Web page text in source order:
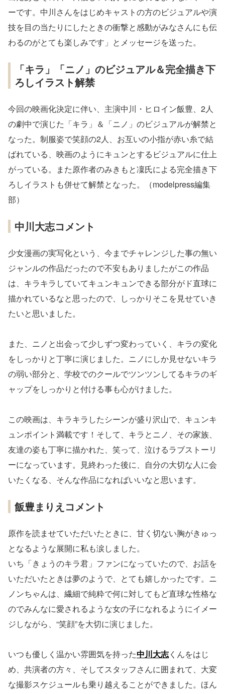
ーです。中川さんをはじめキャストの方のビジュアルや演
技を目の当たりにしたときの衝撃と感動がみなさんにも伝
わるのがとても楽しみです」とメッセージを送った。
「キラ」「ニノ」のビジュアル＆完全描き下
ろしイラスト解禁
今回の映画化決定に伴い、主演中川・ヒロイン飯豊、2人
の劇中で演じた「キラ」＆「ニノ」のビジュアルが解禁と
なった。制服姿で笑顔の2人、お互いの小指が赤い糸で結
ばれている、映画のようにキュンとするビジュアルに仕上
がっている。また原作者のみきもと凜氏による完全描き下
ろしイラストも併せて解禁となった。（modelpress編集
部）
中川大志コメント
少女漫画の実写化という、今までチャレンジした事の無い
ジャンルの作品だったので不安もありましたがこの作品
は、キラキラしていてキュンキュンできる部分がド直球に
描かれているなと思ったので、しっかりそこを見せていき
たいと思いました。
また、ニノと出会って少しずつ変わっていく、キラの変化
をしっかりと丁寧に演じました。ニノにしか見せないキラ
の弱い部分と、学校でのクールでツンツンしてるキラのギ
ャップをしっかりと付ける事も心がけました。
この映画は、キラキラしたシーンが盛り沢山で、キュンキ
ュンポイント満載です！そして、キラとニノ、その家族、
友達の姿も丁寧に描かれた、笑って、泣けるラブストーリ
ーになっています。見終わった後に、自分の大切な人に会
いたくなる、そんな作品になればいいなと思います。
飯豊まりえコメント
原作を読ませていただいたときに、甘く切ない胸がきゅっ
となるような展開に私も涙しました。
いち「きょうのキラ君」ファンになっていたので、お話を
いただいたときは夢のようで、とても嬉しかったです。ニ
ノンちゃんは、繊細で純粋で何に対してもど直球な性格な
のでみんなに愛されるような女の子になれるようにイメー
ジしながら、“笑顔”を大切に演じました。
いつも優しく温かい雰囲気を持った中川大志くんをはじ
め、共演者の方々、そしてスタッフさんに囲まれて、大変
な撮影スケジュールも乗り越えることができました。ほん